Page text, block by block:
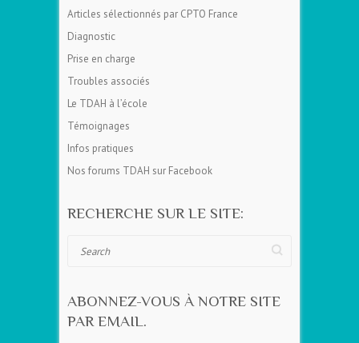
Articles sélectionnés par CPTO France
Diagnostic
Prise en charge
Troubles associés
Le TDAH à l’école
Témoignages
Infos pratiques
Nos forums TDAH sur Facebook
RECHERCHE SUR LE SITE:
ABONNEZ-VOUS À NOTRE SITE
PAR EMAIL.